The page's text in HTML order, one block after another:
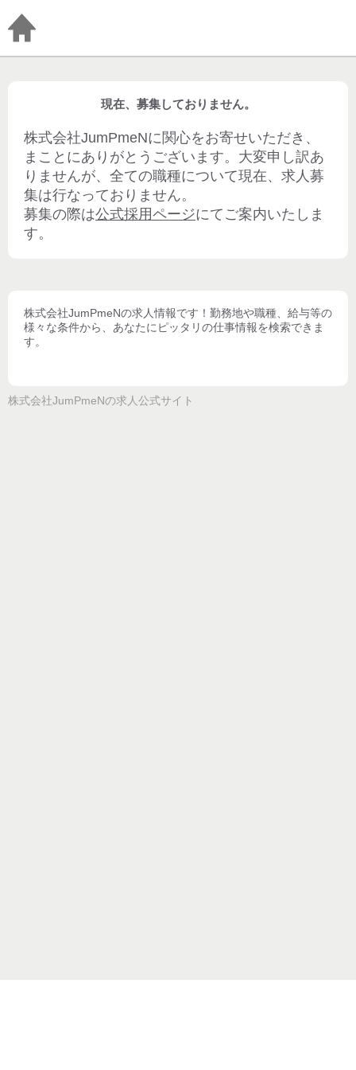
現在、募集しておりません。
株式会社JumPmeNに関心をお寄せいただき、
まことにありがとうございます。大変申し訳あ
りませんが、全ての職種について現在、求人募
集は行なっておりません。
募集の際は公式採用ページにてご案内いたしま
す。
株式会社JumPmeNの求人情報です！勤務地や職種、給与等の
様々な条件から、あなたにピッタリの仕事情報を検索できま
す。
株式会社JumPmeNの求人公式サイト